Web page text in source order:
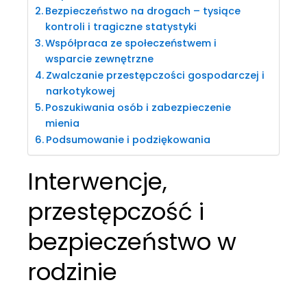
Bezpieczeństwo na drogach – tysiące
kontroli i tragiczne statystyki
Współpraca ze społeczeństwem i
wsparcie zewnętrzne
Zwalczanie przestępczości gospodarczej i
narkotykowej
Poszukiwania osób i zabezpieczenie
mienia
Podsumowanie i podziękowania
Interwencje,
przestępczość i
bezpieczeństwo w
rodzinie